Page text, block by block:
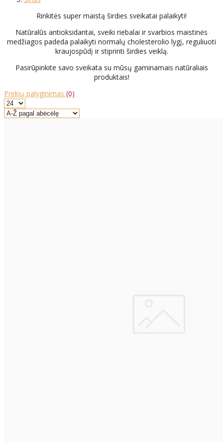
Rinkitės super maistą širdies sveikatai palaikyti!
Natūralūs antioksidantai, sveiki riebalai ir svarbios maistinės
medžiagos padeda palaikyti normalų cholesterolio lygį, reguliuoti
kraujospūdį ir stiprinti širdies veiklą.
Pasirūpinkite savo sveikata su mūsų gaminamais natūraliais
produktais!
Prekių palyginimas (0)